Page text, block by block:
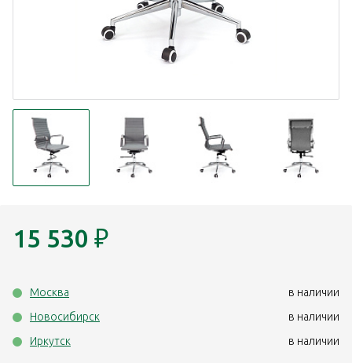
15 530 ₽
Москва
в наличии
Новосибирск
в наличии
Иркутск
в наличии